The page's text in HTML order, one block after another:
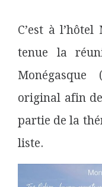
C’est à
tenue la
original afin
partie de la
liste.